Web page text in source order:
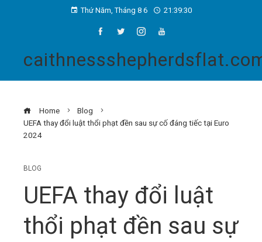
Thứ Năm, Tháng 8 6 21:39:31
Home
Blog
UEFA thay đổi luật thổi phạt đền sau sự cố đáng tiếc tại Euro
2024
BLOG
UEFA thay đổi luật
thổi phạt đền sau sự